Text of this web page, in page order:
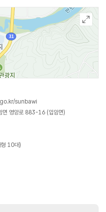
sunbawi
면 영양로 883-16 (입암면)
10대)